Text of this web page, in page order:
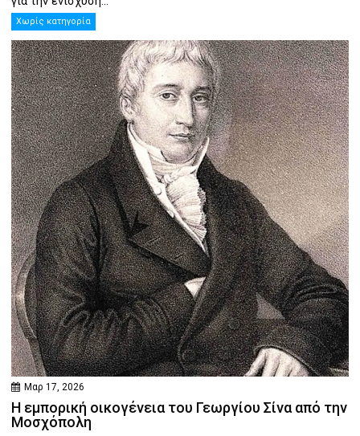
Χωρίς κατηγορία
Μαρ 17, 2026
Η εμπορική οικογένεια του Γεωργίου Σίνα από την
Μοσχόπολη